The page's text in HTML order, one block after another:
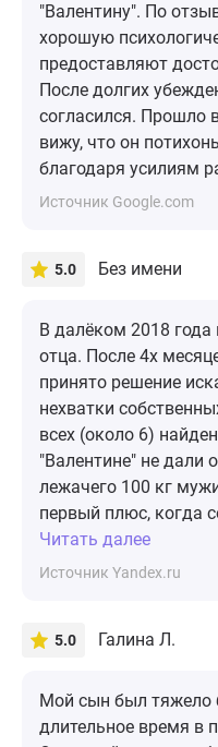
"Валентину". По
хорошую
предоставляют
После долгих
согласился. Прошло
вижу, что он
благодаря усилиям
Источник Google.com
5.0 Без имени
В далёком 2018 года
отца. После 4х
принято решение
нехватки
всех (около 6)
"Валентине" не дали
лежачего 100 кг
первый плюс, когда
Читать далее
Источник Yandex.ru
5.0 Галина Л.
Мой сын был тяжело
длительное время в